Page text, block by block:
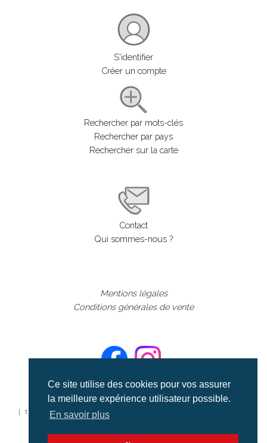
Ce site utilise des cookies pour vos assurer
la meilleure expérience utilisateur possible.
En savoir plus
S'identifier
Créer un compte
Rechercher par mots-clés
Rechercher par pays
Rechercher sur la carte
Contact
Qui sommes-nous ?
Mentions légales
Conditions générales de vente
©aerialcollection marque déposée 2024
| tous droits réservés | aerialcollection.fr banque d'images
aériennes et documentaires video et cinéma |